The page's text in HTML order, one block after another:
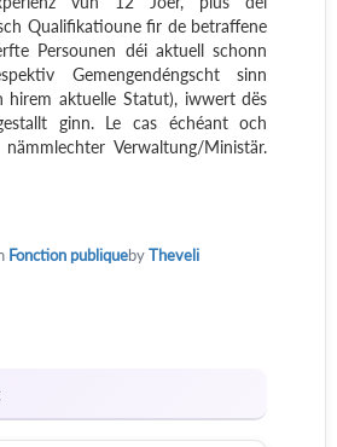
Qualifikatioune fir de betraffene
Persounen déi aktuell schonn
Gemengendéngscht sinn
hirem aktuelle Statut), iwwert dës
ginn. Le cas échéant och
Verwaltung/Ministär.
Fonction publiquebyTheveli